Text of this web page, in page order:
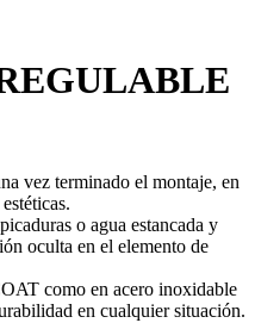
vez terminado el montaje, en
o agua estancada y
oculta en el elemento de
como en acero inoxidable
en cualquier situación.